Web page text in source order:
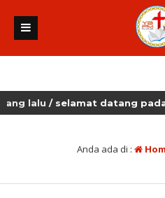
/ selamat datang pada
Anda ada di :